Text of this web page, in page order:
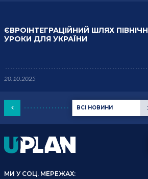
ВСІ НОВИНИ
ЄВРОІНТЕГРАЦІЙНИЙ ШЛЯХ
УРОКИ ДЛЯ УКРАЇНИ
20.10.2025
МИ У СОЦ. МЕРЕЖАХ: